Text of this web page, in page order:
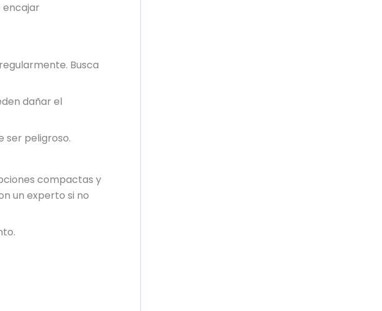
encajar
Busca
dañar el
ser peligroso.
compactas y
un experto si no